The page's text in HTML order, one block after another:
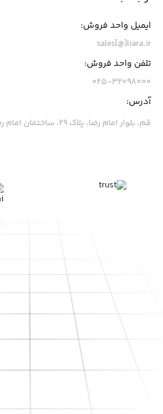
ایمیل واحد فروش:
sales[@]liara.ir
تلفن واحد فروش:
۰۲۵-۳۲۰۹۸۰۰۰
آدرس:
قم، بلوار امام رضا، پلاک ۲۹، ساختمان امام رضا، طبقه ۳، واحد ۷